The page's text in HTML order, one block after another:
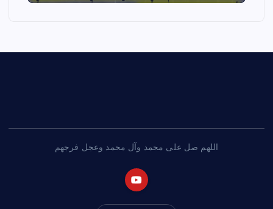
اللهم صل على محمد وآل محمد وعجل فرجهم